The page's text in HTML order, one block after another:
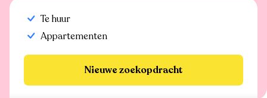
Te huur
Appartementen
Nieuwe zoekopdracht